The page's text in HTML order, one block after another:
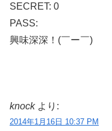
SECRET: 0
PASS:
興味深深！(￣ー￣)
knock より:
2014年1月16日 10:37 PM